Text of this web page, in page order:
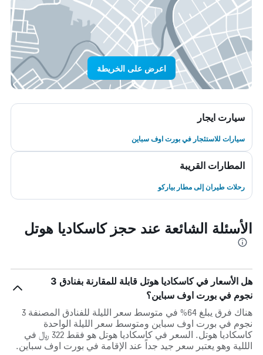
اعرض على الخريطة
سيارت ايجار
سيارات للاستئجار في بورت اوف سباين
المطارات القريبة
رحلات طيران إلى مطار بياركو
الأسئلة الشائعة عند حجز كاسكاديا هوتل
هل الأسعار في كاسكاديا هوتل قابلة للمقارنة بفنادق 3
نجوم في بورت اوف سباين؟
هناك فرق يبلغ 64% في متوسط ​​سعر الليلة للفنادق المصنفة 3
نجوم في بورت اوف سباين ومتوسط ​​سعر الليلة الواحدة
كاسكاديا هوتل. السعر في كاسكاديا هوتل هو فقط 322 ﷼ في
الللية وهو يعتبر سعر جيد جداً عند الإقامة في بورت اوف سباين.